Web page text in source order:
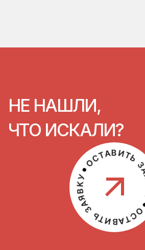
НЕ НАШЛИ,
ЧТО ИСКАЛИ?